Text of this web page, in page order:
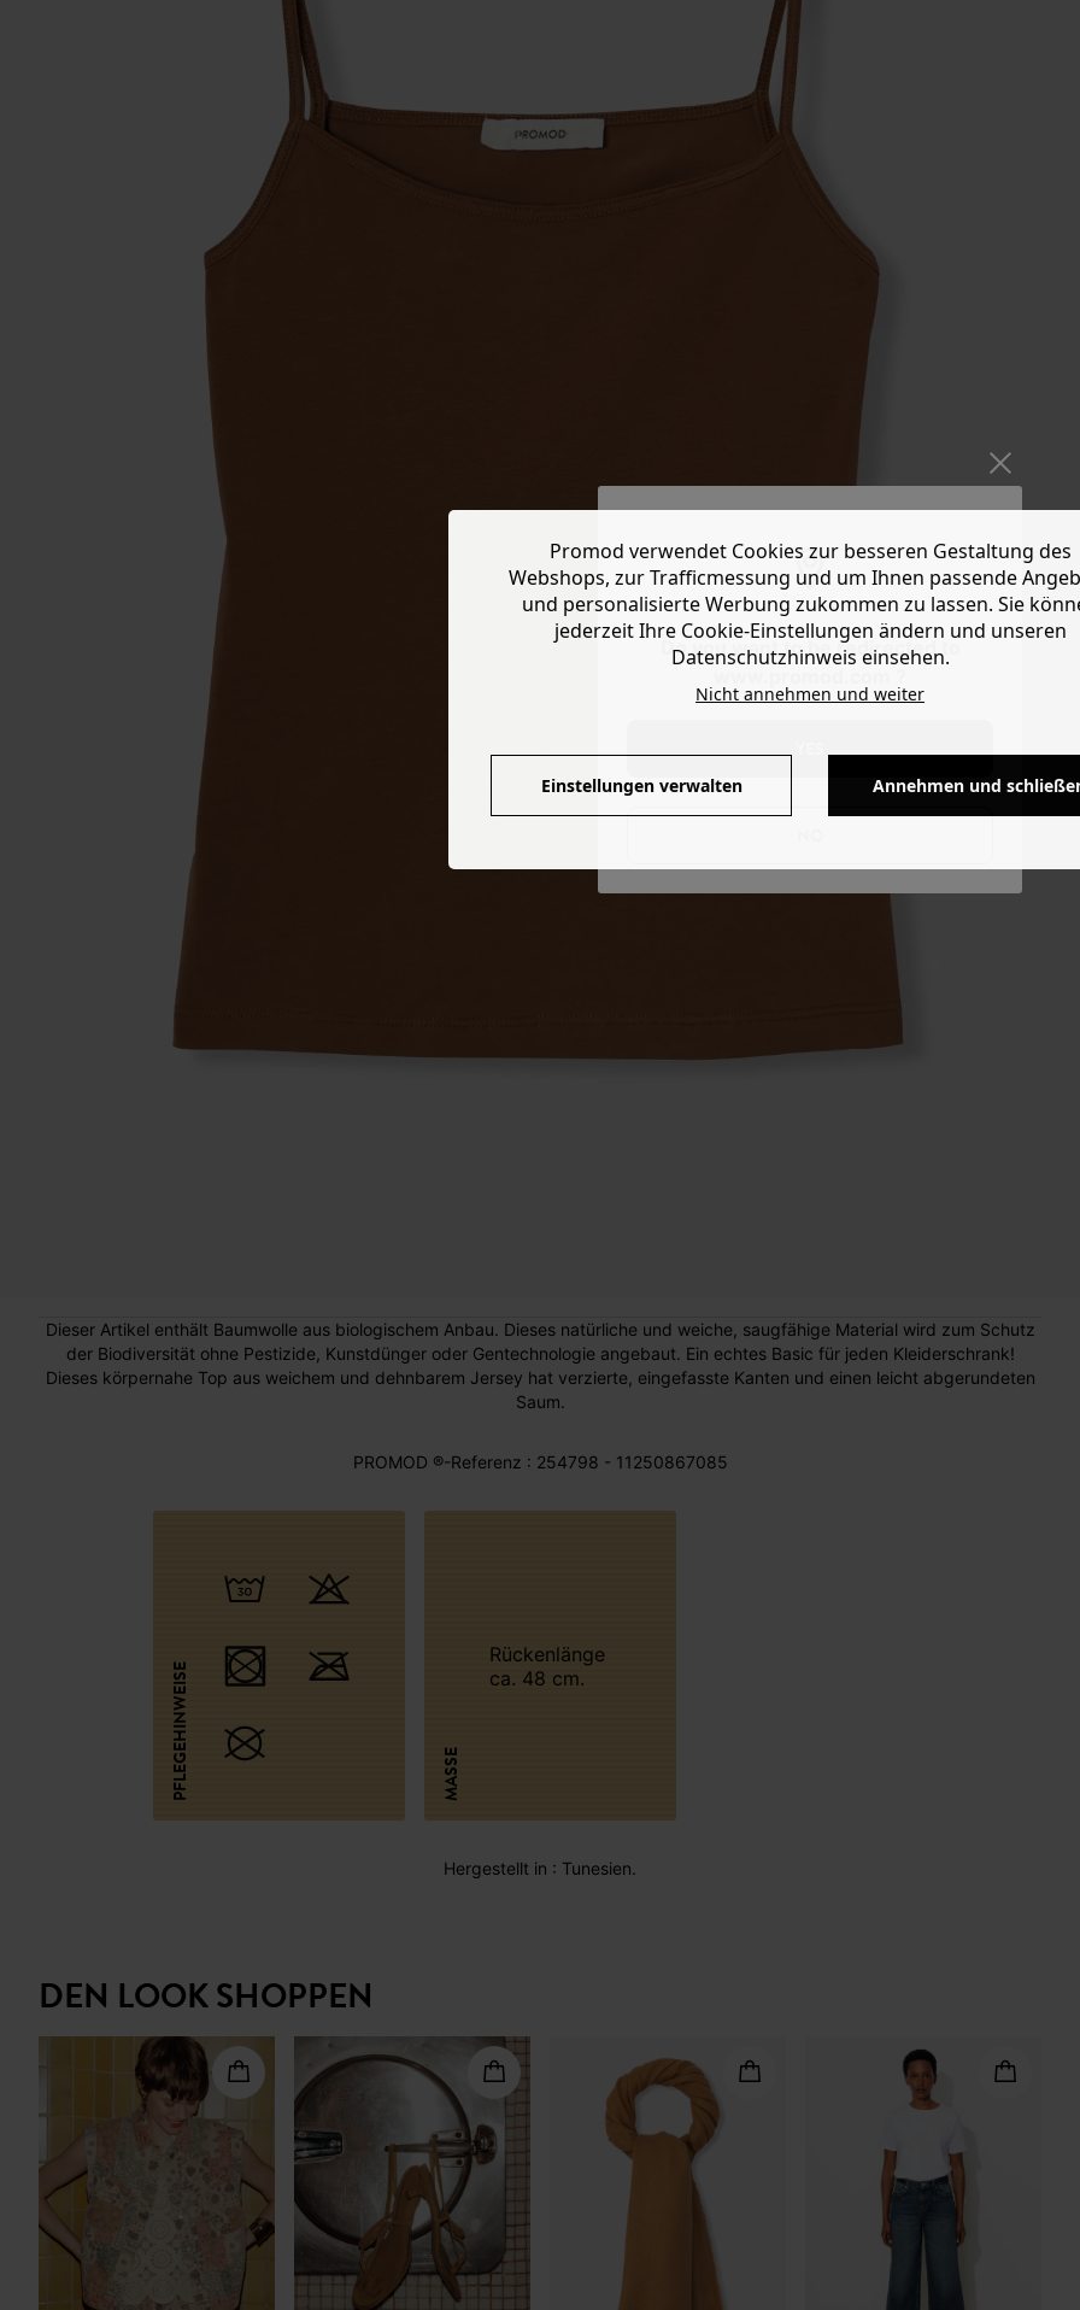
Do you want to be redirected to
Dieser Artikel enthält Baumwolle aus biologischem Anbau. Dieses natürliche und weiche, saugfähige Material wird zum Schutz
der Biodiversität ohne Pestizide, Kunstdünger oder Gentechnologie angebaut. Ein echtes Basic für jeden Kleiderschrank!
Dieses körpernahe Top aus weichem und dehnbarem Jersey hat verzierte, eingefasste Kanten und einen leicht abgerundeten
Saum.
PROMOD ®-Referenz : 254798 - 11250867085
PFLEGEHINWEISE MASSE
Rückenlänge
ca. 48 cm.
Hergestellt in : Tunesien.
DEN LOOK SHOPPEN
Promod verwendet Cookies zur besseren Gestaltung des
Webshops, zur Trafficmessung und um Ihnen passende
und personalisierte Werbung zukommen zu lassen. Sie
jederzeit Ihre Cookie-Einstellungen ändern und unseren
Datenschutzhinweis einsehen.
Nicht annehmen und weiter
Einstellungen verwalten Annehmen und